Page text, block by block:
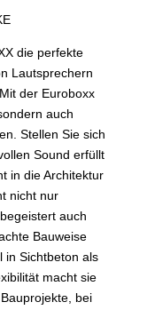
die perfekte
Lautsprechern
der Euroboxx
auch
Stellen Sie sich
Sound erfüllt
in die Architektur
nicht nur
auch
Bauweise
in Sichtbeton als
macht sie
bei